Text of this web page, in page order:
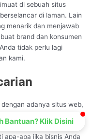
di sebuah situs
di laman. Lain
menarik dan menjawab
brand dan konsumen
tidak perlu lagi
kami.
adanya situs web,
mesin pencarian, seperti
strategi pemasaran
apa-apa jika bisnis Anda
Bantuan? Klik Disini